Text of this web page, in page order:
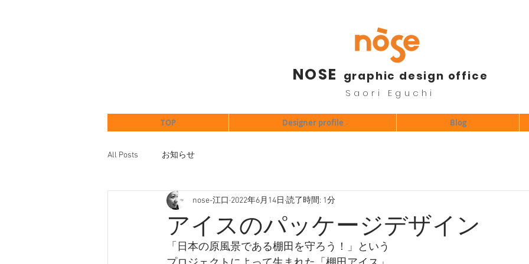
NOSE graphic design office
Saori Eguchi
TOP Designer profile Blog
All Posts お知らせ
アイスのパッケージデザイン
nose-江口 2022年6月14日 読了時間: 1分
「日本の原風景である棚田を守ろう！」という